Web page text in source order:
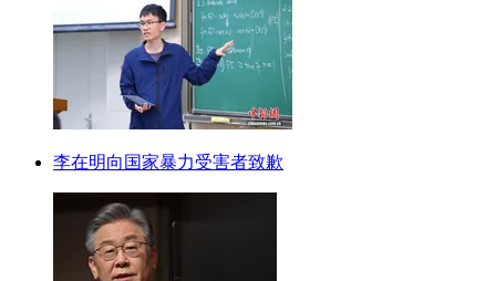
李在明向国家暴力受害者致歉